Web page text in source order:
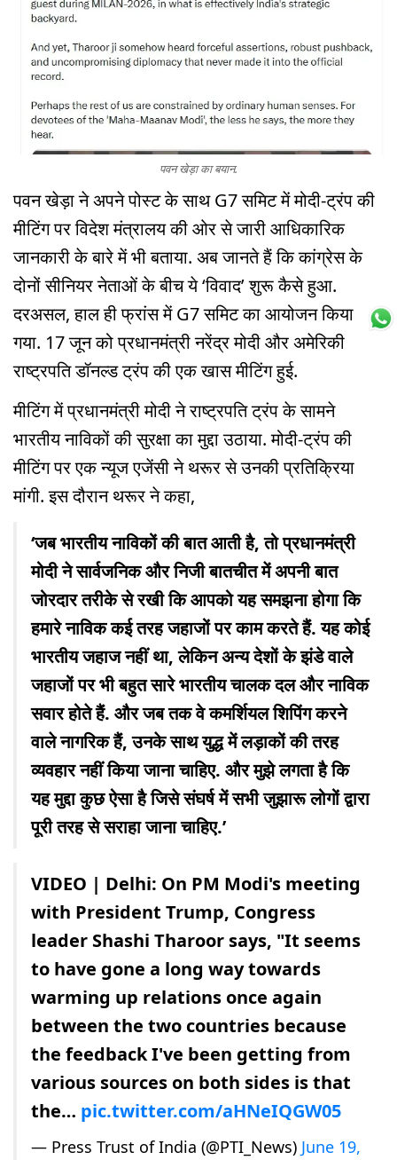
पवन खेड़ा का बयान.
पवन खेड़ा ने अपने पोस्ट के साथ G7 समिट में मोदी-ट्रंप की
मीटिंग पर विदेश मंत्रालय की ओर से जारी आधिकारिक
जानकारी के बारे में भी बताया. अब जानते हैं कि कांग्रेस के
दोनों सीनियर नेताओं के बीच ये ‘विवाद’ शुरू कैसे हुआ.
दरअसल, हाल ही फ्रांस में G7 समिट का आयोजन किया
गया. 17 जून को प्रधानमंत्री नरेंद्र मोदी और अमेरिकी
राष्ट्रपति डॉनल्ड ट्रंप की एक खास मीटिंग हुई.
मीटिंग में प्रधानमंत्री मोदी ने राष्ट्रपति ट्रंप के सामने
भारतीय नाविकों की सुरक्षा का मुद्दा उठाया. मोदी-ट्रंप की
मीटिंग पर एक न्यूज एजेंसी ने थरूर से उनकी प्रतिक्रिया
मांगी. इस दौरान थरूर ने कहा,
‘जब भारतीय नाविकों की बात आती है, तो प्रधानमंत्री
मोदी ने सार्वजनिक और निजी बातचीत में अपनी बात
जोरदार तरीके से रखी कि आपको यह समझना होगा कि
हमारे नाविक कई तरह जहाजों पर काम करते हैं. यह कोई
भारतीय जहाज नहीं था, लेकिन अन्य देशों के झंडे वाले
जहाजों पर भी बहुत सारे भारतीय चालक दल और नाविक
सवार होते हैं. और जब तक वे कमर्शियल शिपिंग करने
वाले नागरिक हैं, उनके साथ युद्ध में लड़ाकों की तरह
व्यवहार नहीं किया जाना चाहिए. और मुझे लगता है कि
यह मुद्दा कुछ ऐसा है जिसे संघर्ष में सभी जुझारू लोगों द्वारा
पूरी तरह से सराहा जाना चाहिए.’
VIDEO | Delhi: On PM Modi's meeting
with President Trump, Congress
leader Shashi Tharoor says, "It seems
to have gone a long way towards
warming up relations once again
between the two countries because
the feedback I've been getting from
various sources on both sides is that
the… pic.twitter.com/aHNeIQGW05
— Press Trust of India (@PTI_News) June 19,